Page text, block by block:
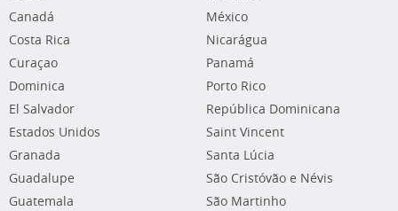
Canadá
Costa Rica
Curaçao
Dominica
El Salvador
Estados Unidos
Granada
Guadalupe
Guatemala
México
Nicarágua
Panamá
Porto Rico
República Dominicana
Saint Vincent
Santa Lúcia
São Cristóvão e Névis
São Martinho